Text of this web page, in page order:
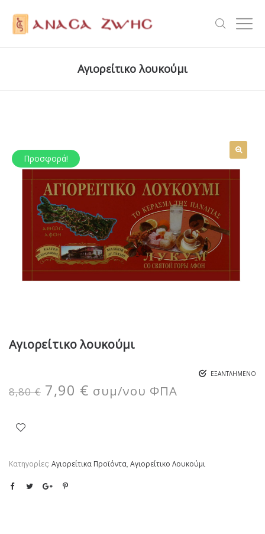
Αγιορείτικο λουκούμι
Προσφορά!
Αγιορείτικο λουκούμι
ΕΞΑΝΤΛΗΜΈΝΟ
8,80€ 7,90 € συμ/νου ΦΠΑ
Κατηγορίες: Αγιορείτικα Προϊόντα, Αγιορείτικο Λουκούμι